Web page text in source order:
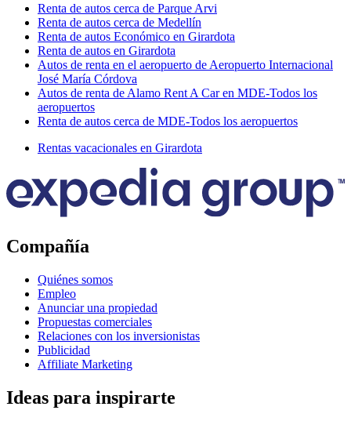
Renta de autos cerca de Parque Arvi
Renta de autos cerca de Medellín
Renta de autos Económico en Girardota
Renta de autos en Girardota
Autos de renta en el aeropuerto de Aeropuerto Internacional
José María Córdova
Autos de renta de Alamo Rent A Car en MDE-Todos los
aeropuertos
Renta de autos cerca de MDE-Todos los aeropuertos
Rentas vacacionales en Girardota
Compañía
Quiénes somos
Empleo
Anunciar una propiedad
Propuestas comerciales
Relaciones con los inversionistas
Publicidad
Affiliate Marketing
Ideas para inspirarte